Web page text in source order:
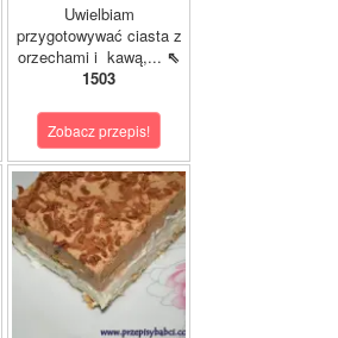
Uwielbiam
przygotowywać ciasta z
orzechami i kawą,... ⇖
1503
Zobacz przepis!